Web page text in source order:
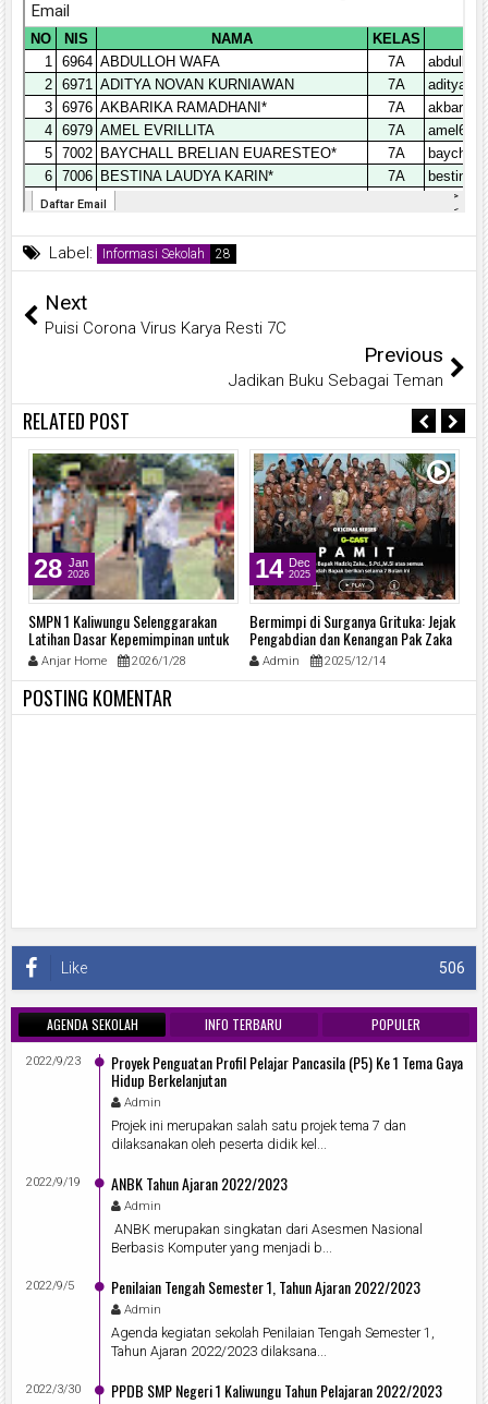
Label: Informasi Sekolah
Next
Puisi Corona Virus Karya Resti 7C
Previous
Jadikan Buku Sebagai Teman
RELATED POST
28 Jan
2026
SMPN 1 Kaliwungu Selenggarakan
Latihan Dasar Kepemimpinan untuk
Membentuk Generasi Pemimpin
Muda yang Tangguh dan Berkarakter
Anjar Home 2026/1/28
14 Dec
2025
Bermimpi di Surganya Grituka: Jejak
Pengabdian dan Kenangan Pak Zaka
di SMP Negeri 1 Kaliwungu
Admin 2025/12/14
POSTING KOMENTAR
506
Like
AGENDA SEKOLAH INFO TERBARU POPULER
Proyek Penguatan Profil Pelajar Pancasila (P5) Ke 1 Tema Gaya
Hidup Berkelanjutan
Admin
2022/9/23
Projek ini merupakan salah satu projek tema 7 dan
dilaksanakan oleh peserta didik kel...
ANBK Tahun Ajaran 2022/2023
Admin
2022/9/19
ANBK merupakan singkatan dari Asesmen Nasional
Berbasis Komputer yang menjadi b...
Penilaian Tengah Semester 1, Tahun Ajaran 2022/2023
Admin
2022/9/5
Agenda kegiatan sekolah Penilaian Tengah Semester 1,
Tahun Ajaran 2022/2023 dilaksana...
PPDB SMP Negeri 1 Kaliwungu Tahun Pelajaran 2022/2023
2022/3/30